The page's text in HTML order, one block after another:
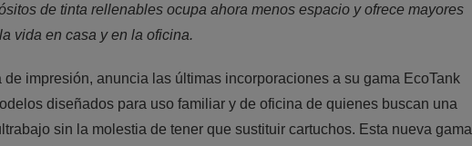
de tinta rellenables ocupa ahora menos espacio y ofrece mayores
vida en casa y en la oficina.
impresión, anuncia las últimas incorporaciones a su gama EcoTank
diseñados para uso familiar y de oficina de quienes buscan una
sin la molestia de tener que sustituir cartuchos. Esta nueva gama